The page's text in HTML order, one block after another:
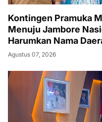
Kontingen Pramuka
Menuju Jambore
Harumkan Nama
Agustus 07, 2026